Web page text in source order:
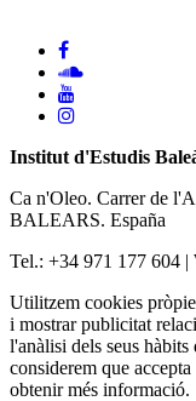
Institut d'Estudis
Ca n'Oleo. Carrer de
BALEARS. España
Tel.: +34 971 177 604 |
Utilitzem cookies
i mostrar publicitat
l'anàlisi dels seus
considerem que
obtenir més informació.